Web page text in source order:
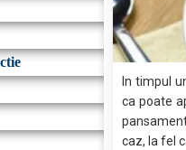
In timpul
ca poate
caz, la fel